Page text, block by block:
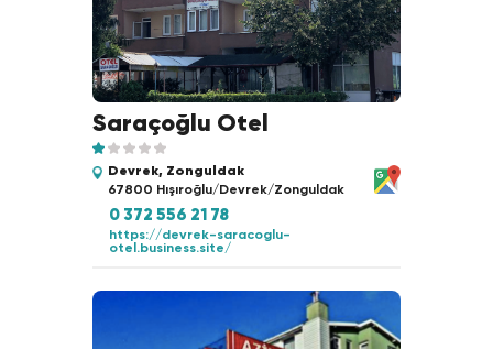
Saraçoğlu Otel
Devrek, Zonguldak
67800 Hışıroğlu/Devrek/Zonguldak
0 372 556 21 78
https://devrek-saracoglu-
otel.business.site/